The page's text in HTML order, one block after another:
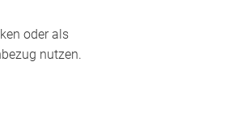
oder als
nutzen.